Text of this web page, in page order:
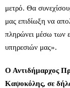
μετρό. Θα
μας επιδίωξη να
πληρώνει μέσω των
υπηρεσιών μας».
Ο Αντιδήμαρχος
Καψοκόλης, σε